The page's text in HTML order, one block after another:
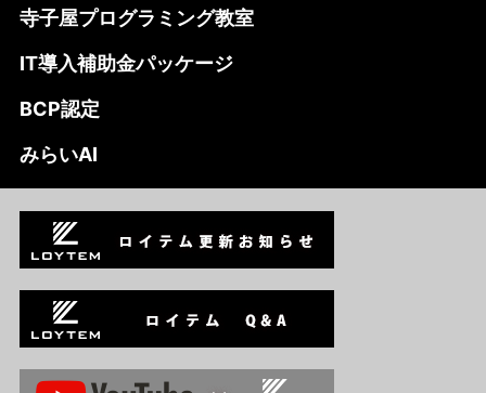
寺子屋プログラミング教室
IT導入補助金パッケージ
BCP認定
みらいAI